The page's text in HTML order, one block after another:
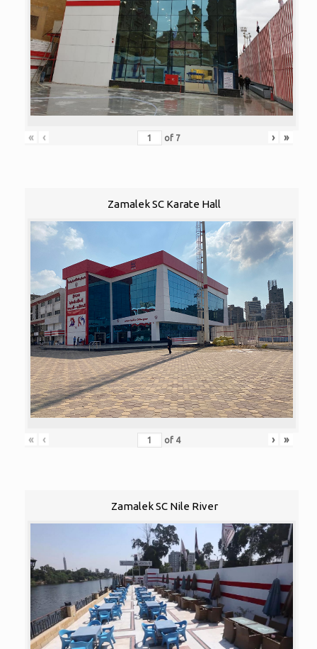
« ‹ of 7 › »
Zamalek SC Karate Hall
« ‹ of 4 › »
Zamalek SC Nile River